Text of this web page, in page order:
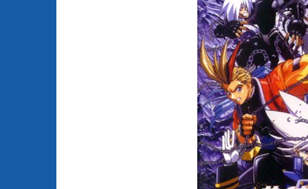
Animes terminés
Animes licenciés
Animes abandonnés
Tous les animes (604)
Mangas en cours
(Publics) (11)
Mangas terminés
(Privés) (132)
Mangas terminés
(Publics) (88)
Mangas en pause
Mangas licenciés